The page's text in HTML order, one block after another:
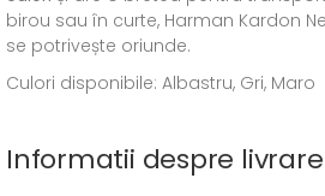
birou sau în curte, Harman Kardon
se potrivește oriunde.
Culori disponibile: Albastru, Gri, Maro
Informatii despre